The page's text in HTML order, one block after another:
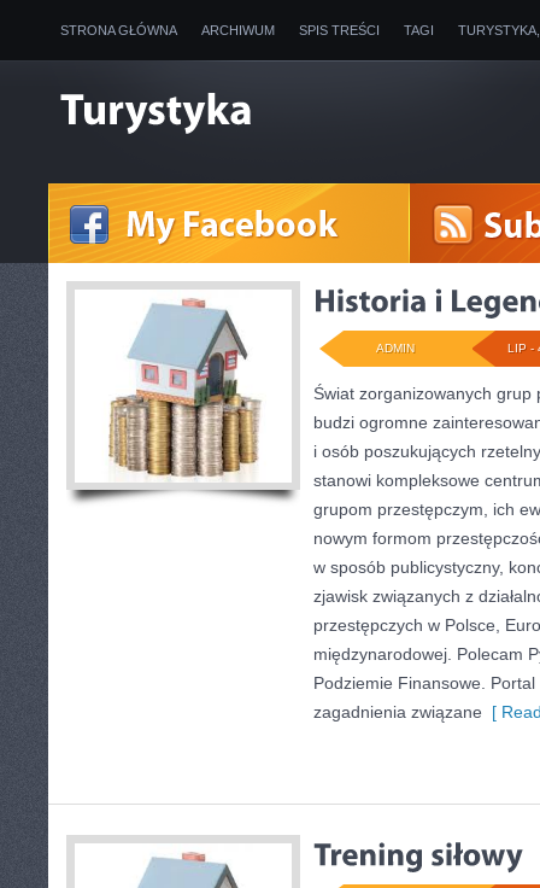
STRONA GŁÓWNA ARCHIWUM SPIS TREŚCI TAGI
LIP -
ADMIN
Świat zorganizowanych grup
budzi ogromne
i osób poszukujących
stanowi kompleksowe
grupom przestępczym, ich
nowym formom
w sposób publicystyczny,
zjawisk związanych z
przestępczych w Polsce,
międzynarodowej. Polecam
Podziemie Finansowe.
zagadnienia związane [